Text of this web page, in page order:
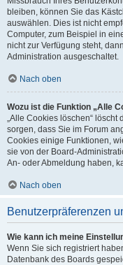
bleiben, können Sie das
auswählen. Dies ist nicht
Computer, zum Beispiel in
nicht zur Verfügung steht,
Administration ausgeschaltet.
Nach oben
Wozu ist die Funktion „Alle
„Alle Cookies löschen“
sorgen, dass Sie im Forum
Cookies einige Funktionen,
sie von der Board-
An- oder Abmeldung haben,
Nach oben
Benutzerpräferenzen
Wie kann ich meine
Wenn Sie sich registriert
Datenbank des Boards